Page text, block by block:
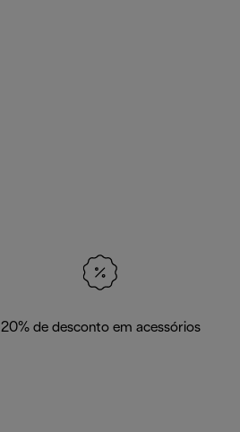
20% de desconto em acessórios